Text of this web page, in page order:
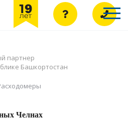
партнер
Башкортостан
Челнах